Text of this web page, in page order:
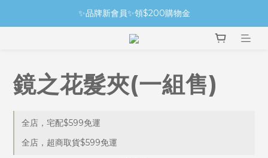
✨品牌新會員✨領$200購物金
鏡之花髮夾(一組售)
全店，宅配$599免運
全店，超商取貨$599免運